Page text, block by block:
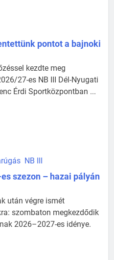
pontot a bajnoki
kezdte meg
27-es NB III Dél-Nyugati
Érdi Sportközpontban ...
NB III
szezon – hazai pályán
után végre ismét
szombaton megkezdődik
2026–2027-es idénye.